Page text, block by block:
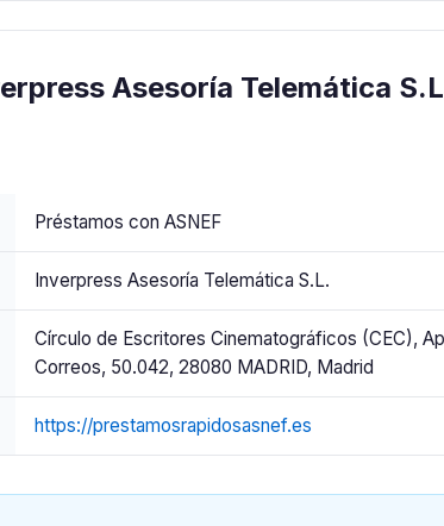
Asesoría Telemática
Préstamos con ASNEF
Inverpress Asesoría Telemática S.L.
Círculo de Escritores Cinematográficos (CEC),
Correos, 50.042, 28080 MADRID, Madrid
https://prestamosrapidosasnef.es